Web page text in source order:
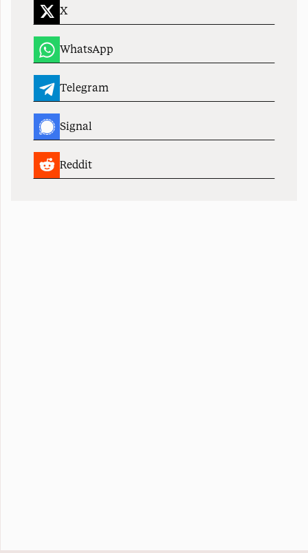
X
WhatsApp
Telegram
Signal
Reddit